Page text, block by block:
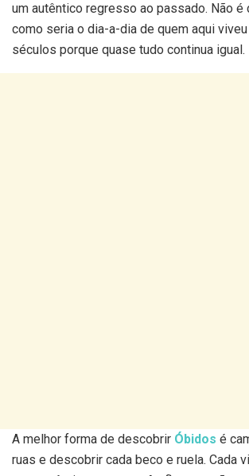
um autêntico regresso ao passado. Não
como seria o dia-a-dia de quem aqui viveu
séculos porque quase tudo continua igual.
A melhor forma de descobrir Óbidos é
ruas e descobrir cada beco e ruela. Cada